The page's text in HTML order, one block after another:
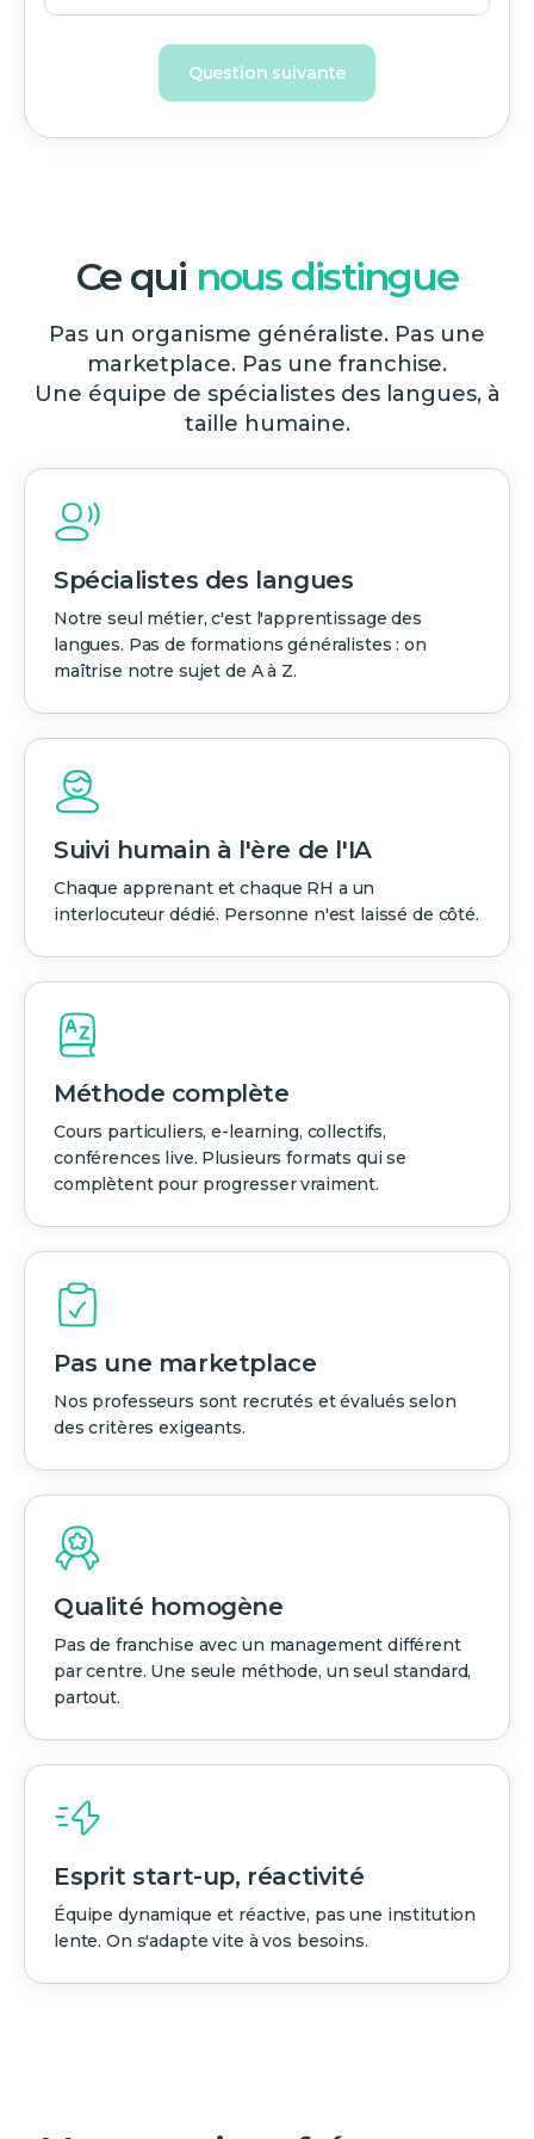
Question suivante
Ce qui nous distingue
Pas un organisme généraliste. Pas une
marketplace. Pas une franchise.
Une équipe de spécialistes des langues, à
taille humaine.
Spécialistes des langues
Notre seul métier, c'est l'apprentissage des
langues. Pas de formations généralistes : on
maîtrise notre sujet de A à Z.
Suivi humain à l'ère de l'IA
Chaque apprenant et chaque RH a un
interlocuteur dédié. Personne n'est laissé de côté.
Méthode complète
Cours particuliers, e-learning, collectifs,
conférences live. Plusieurs formats qui se
complètent pour progresser vraiment.
Pas une marketplace
Nos professeurs sont recrutés et évalués selon
des critères exigeants.
Qualité homogène
Pas de franchise avec un management différent
par centre. Une seule méthode, un seul standard,
partout.
Esprit start-up, réactivité
Équipe dynamique et réactive, pas une institution
lente. On s'adapte vite à vos besoins.